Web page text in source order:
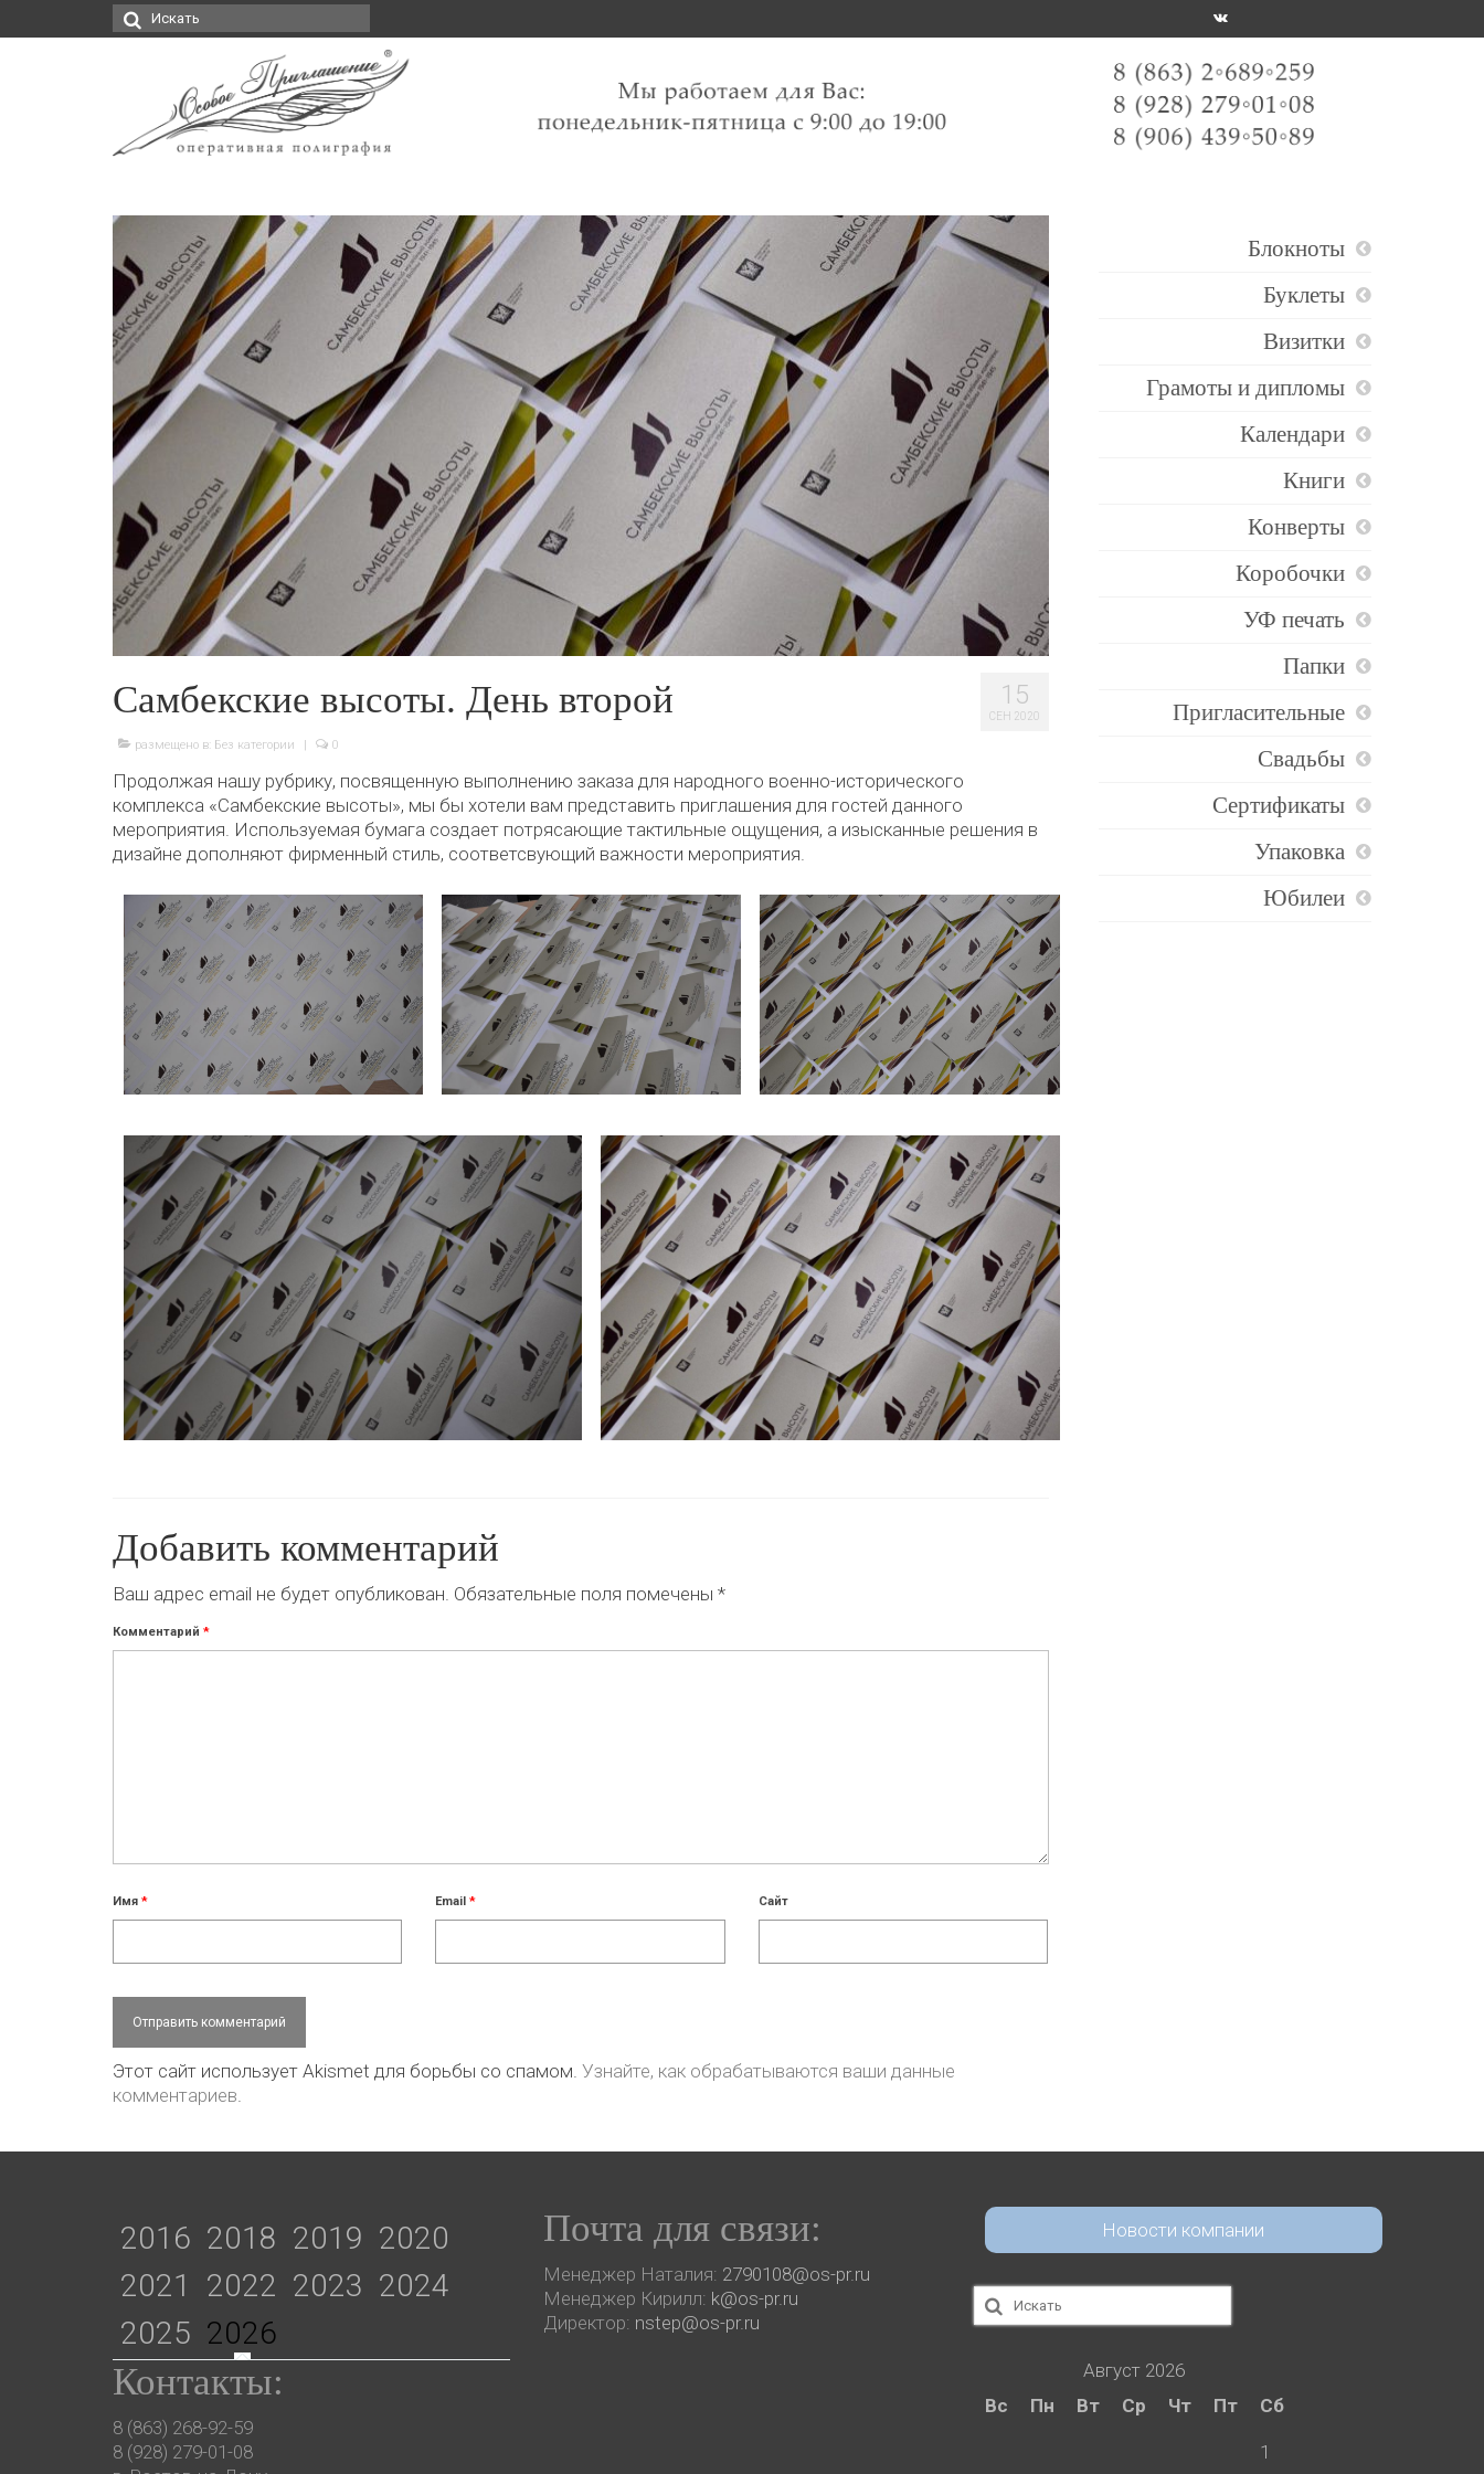
Искать:
15
СЕН 2020
Самбекские высоты. День второй
размещено в: Без категории 0
Продолжая нашу рубрику, посвященную выполнению заказа для народного военно-исторического
комплекса «Самбекские высоты», мы бы хотели вам представить приглашения для гостей данного
мероприятия. Используемая бумага создает потрясающие тактильные ощущения, а изысканные решения в
дизайне дополняют фирменный стиль, соответсвующий важности мероприятия.
Добавить комментарий
Ваш адрес email не будет опубликован. Обязательные поля помечены *
Комментарий *
Имя * Email* Сайт
Этот сайт использует Akismet для борьбы со спамом. Узнайте, как обрабатываются ваши данные
комментариев
Блокноты
Буклеты
Визитки
Грамоты и дипломы
Календари
Книги
Конверты
Коробочки
УФ печать
Папки
Пригласительные
Свадьбы
Сертификаты
Упаковка
Юбилеи
2016 2018 2019 2020
2021
2022 2023 2024
2025 2026
Контакты:
8 (863) 268-92-59
8 (928) 279-01-08
Почта для связи:
Менеджер Наталия: 2790108@os-pr.ru
Менеджер Кирилл: k@os-pr.ru
Директор: nstep@os-pr.ru
Новости компании
Искать:
Август 2026
Вс
Пн Вт Ср Чт Пт Сб
1